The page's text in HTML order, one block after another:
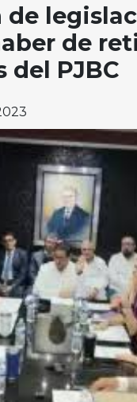
de
de
del PJBC